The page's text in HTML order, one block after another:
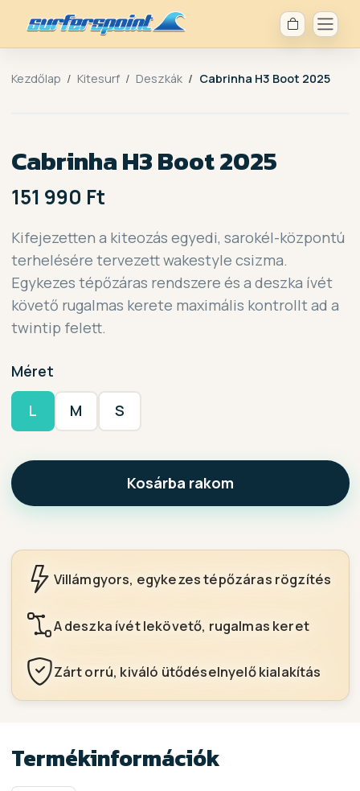
Kezdőlap Kitesurf Deszkák Cabrinha H3 Boot 2025
Cabrinha H3 Boot 2025
151 990 Ft
Kifejezetten a kiteozás egyedi, sarokél-központú
terhelésére tervezett wakestyle csizma.
Egykezes tépőzáras rendszere és a deszka ívét
követő rugalmas kerete maximális kontrollt ad a
twintip felett.
Méret
L M S
Kosárba rakom
Villámgyors, egykezes tépőzáras rögzítés
A deszka ívét lekövető, rugalmas keret
Zárt orrú, kiváló ütődéselnyelő kialakítás
Termékinformációk